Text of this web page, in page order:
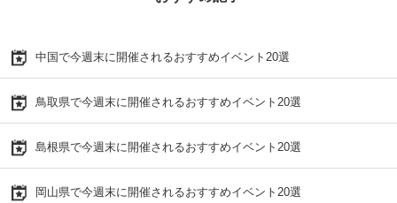
中国で今週末に開催されるおすすめイベント20選
鳥取県で今週末に開催されるおすすめイベント20選
島根県で今週末に開催されるおすすめイベント20選
岡山県で今週末に開催されるおすすめイベント20選